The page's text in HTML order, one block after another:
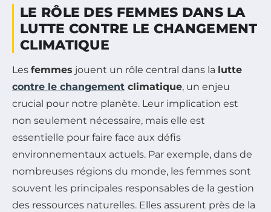
LE RÔLE DES FEMMES DANS LA
LUTTE CONTRE LE CHANGEMENT
CLIMATIQUE
Les femmes jouent un rôle central dans la lutte
contre le changement climatique, un enjeu
crucial pour notre planète. Leur implication est
non seulement nécessaire, mais elle est
essentielle pour faire face aux défis
environnementaux actuels. Par exemple, dans de
nombreuses régions du monde, les femmes sont
souvent les principales responsables de la gestion
des ressources naturelles. Elles assurent près de la